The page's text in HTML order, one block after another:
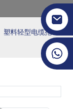
塑料轻型电缆拖